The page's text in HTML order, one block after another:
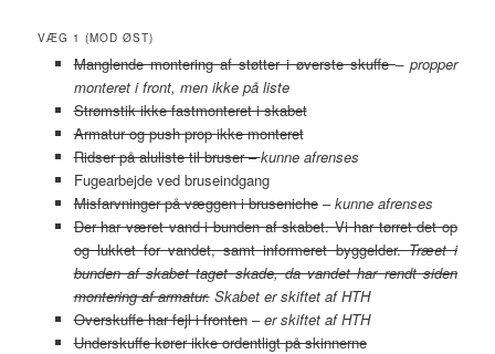
VÆG 1 (MOD ØST)
Manglende montering af støtter i øverste skuffe– propper
monteret i front, men ikke på liste
Strømstik ikke fastmonteret i skabet
Armatur og push prop ikke monteret
Ridser på aluliste til bruser –kunne afrenses
Fugearbejde ved bruseindgang
Misfarvninger på væggen i bruseniche–kunne afrenses
Der har været vand i bunden af skabet. Vi har tørret det op
og lukket for vandet, samt informeret byggelder.Træet i
bunden af skabet taget skade, da vandet har rendt siden
montering af armatur.Skabet er skiftet af HTH
Overskuffe har fejl i fronten–er skiftet af HTH
Underskuffe kører ikke ordentligt på skinnerne